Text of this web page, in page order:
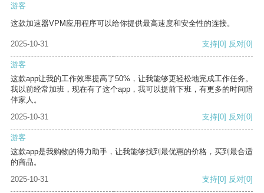
游客
这款加速器VPM应用程序可以给你提供最高速度和安全性的连接。
2025-10-31 支持[0] 反对[0]
游客
这款app让我的工作效率提高了50%，让我能够更轻松地完成工作任务。
我以前经常加班，现在有了这个app，我可以提前下班，有更多的时间陪
伴家人。
2025-10-31
支持[0] 反对[0]
游客
这款app是我购物的得力助手，让我能够找到最优惠的价格，买到最合适
的商品。
2025-10-31
支持[0] 反对[0]